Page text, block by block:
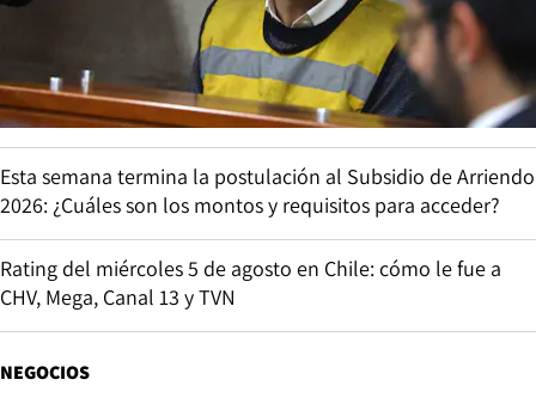
Esta semana termina la postulación al Subsidio de Arriendo
2026: ¿Cuáles son los montos y requisitos para acceder?
Rating del miércoles 5 de agosto en Chile: cómo le fue a
CHV, Mega, Canal 13 y TVN
NEGOCIOS